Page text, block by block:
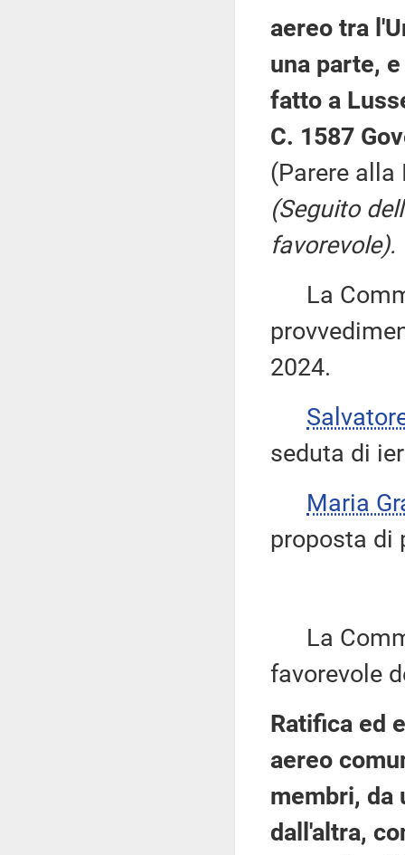
aereo tra
una parte,
fatto a
C. 1587
(Parere alla
(Seguito
favorevole).
La
2024.
seduta di
Maria
proposta di
La
favorevole
Ratifica ed
aereo
membri, da
dall'altra,